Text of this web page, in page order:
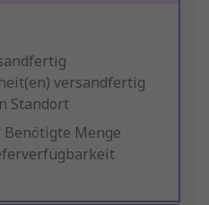
versandfertig
Standort
Benötigte Menge